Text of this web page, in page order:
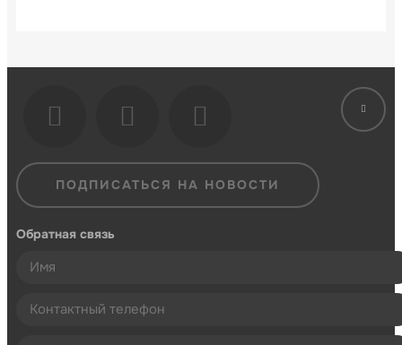
ПОДПИСАТЬСЯ НА НОВОСТИ
Обратная связь